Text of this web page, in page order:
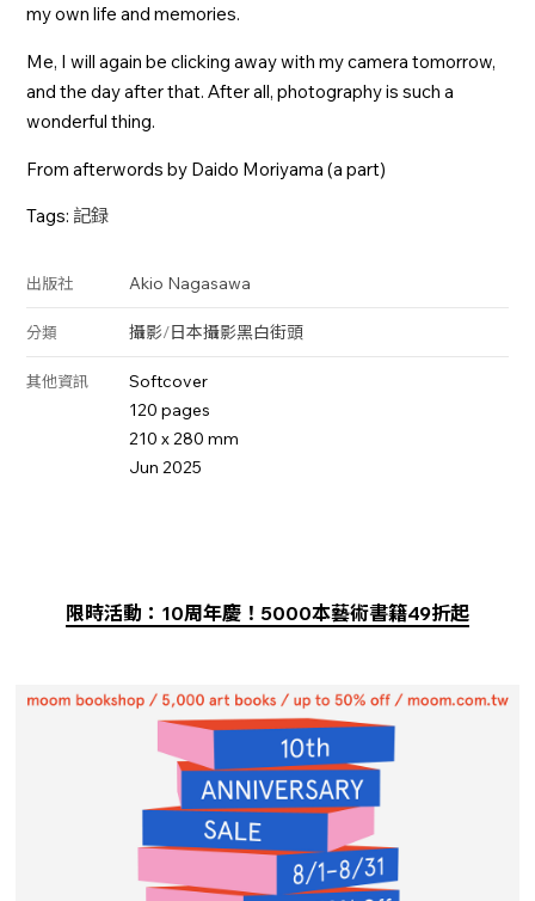
my own life and memories.
Me, I will again be clicking away with my camera tomorrow,
and the day after that. After all, photography is such a
wonderful thing.
From afterwords by Daido Moriyama (a part)
Tags: 記録
出版社 Akio Nagasawa
分類 攝影/日本攝影黑白街頭
其他資訊
Softcover
120 pages
210 x 280 mm
Jun 2025
限時活動：10周年慶！5000本藝術書籍49折起